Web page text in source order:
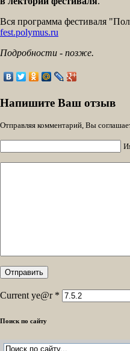
Вся программа фестиваля
fest.polymus.ru
Подробности - позже.
Напишите Ваш отзыв
Отправляя комментарий, Вы
Current ye@r *
Поиск по сайту